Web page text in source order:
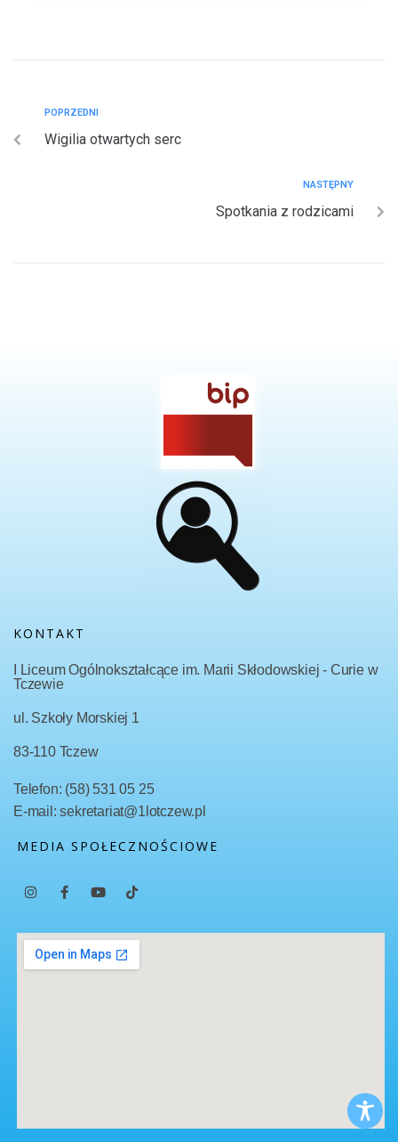
POPRZEDNI
Wigilia otwartych serc
NASTĘPNY
Spotkania z rodzicami
KONTAKT
I Liceum Ogólnokształcące im. Marii Skłodowskiej - Curie w
Tczewie
ul. Szkoły Morskiej 1
83-110 Tczew
Telefon: (58) 531 05 25
E-mail: sekretariat@1lotczew.pl
MEDIA SPOŁECZNOŚCIOWE